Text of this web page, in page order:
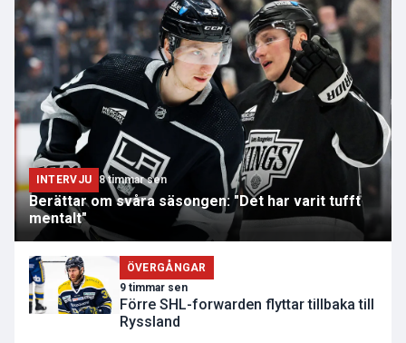
INTERVJU 8 timmar sen
Berättar om svåra säsongen: "Det har varit tufft
mentalt"
ÖVERGÅNGAR
9 timmar sen
Förre SHL-forwarden flyttar tillbaka till
Ryssland